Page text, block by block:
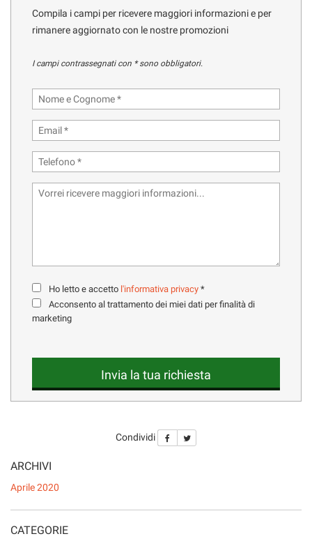
HOME
OFFICINA
NOLEGGIO CAMPER
CONTATTI
AZIENDA
LISTA VEICOLI
Compila i campi per ricevere maggiori informazioni e per
rimanere aggiornato con le nostre promozioni
I campi contrassegnati con * sono obbligatori.
Ho letto e accetto l'informativa privacy *
Acconsento al trattamento dei miei dati per finalità di
marketing
Invia la tua richiesta
Condividi
ARCHIVI
Aprile 2020
CATEGORIE
adottiamo
offrire
funzionalità
attività
seguito
descritte.
funzionamento
rivedere
modificare
scelte